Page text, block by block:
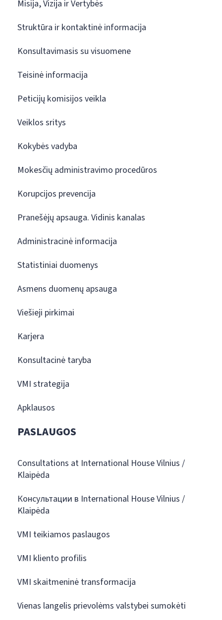
Misija, Vizija ir Vertybės
Struktūra ir kontaktinė informacija
Konsultavimasis su visuomene
Teisinė informacija
Peticijų komisijos veikla
Veiklos sritys
Kokybės vadyba
Mokesčių administravimo procedūros
Korupcijos prevencija
Pranešėjų apsauga. Vidinis kanalas
Administracinė informacija
Statistiniai duomenys
Asmens duomenų apsauga
Viešieji pirkimai
Karjera
Konsultacinė taryba
VMI strategija
Apklausos
PASLAUGOS
Consultations at International House Vilnius /
Klaipėda
Консультации в International House Vilnius /
Klaipėda
VMI teikiamos paslaugos
VMI kliento profilis
VMI skaitmeninė transformacija
Vienas langelis prievolėms valstybei sumokėti